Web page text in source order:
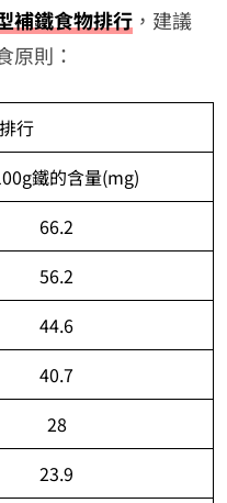
補鐵食物排行 ，建議
原則：
行
鐵的含量(mg)
66.2
56.2
44.6
40.7
28
23.9